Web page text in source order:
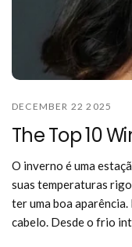
DECEMBER 22 2025
The Top 10
O inverno é uma
suas temperaturas
ter uma boa
cabelo. Desde o frio